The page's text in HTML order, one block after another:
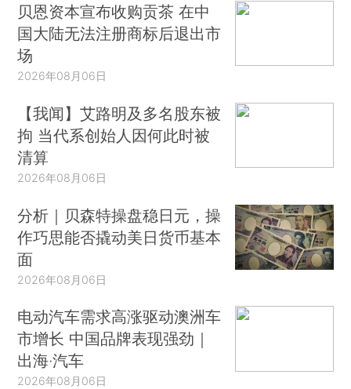
贝恩资本宣布收购贡茶 在中
国大陆无法注册商标后退出市
场
2026年08月06日
【我闻】艾路明及多名股东被
拘 当代系创始人因何此时被
清算
2026年08月06日
分析｜贝森特操盘稳日元，操
作巧思能否撬动美日货币基本
面
2026年08月06日
电动汽车需求高涨驱动澳洲车
市增长 中国品牌表现强劲｜
出海·汽车
2026年08月06日